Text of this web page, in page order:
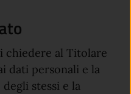
chiedere al Titolare
dati personali e la
stessi e la